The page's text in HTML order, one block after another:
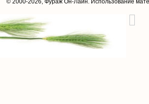
© 2000-2026, Фураж Он-Лайн. Использование